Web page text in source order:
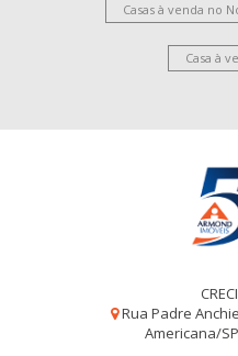
Casas à venda no
Casa à
Rua Padre
Americana/SP